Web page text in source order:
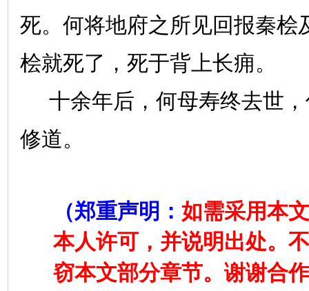
死。何将地府之所见回报秦桧
桧就死了，死于背上长痈。
十余年后，何母寿终去世
修道。
（郑重声明： 如需采用本
本人许可，并说明出处。
窃本文部分章节。谢谢合